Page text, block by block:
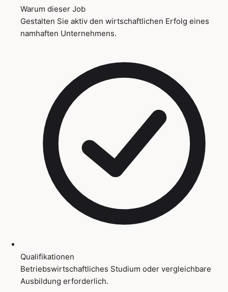
Warum dieser Job
Gestalten Sie aktiv den wirtschaftlichen Erfolg eines
namhaften Unternehmens.
Qualifikationen
Betriebswirtschaftliches Studium oder vergleichbare
Ausbildung erforderlich.